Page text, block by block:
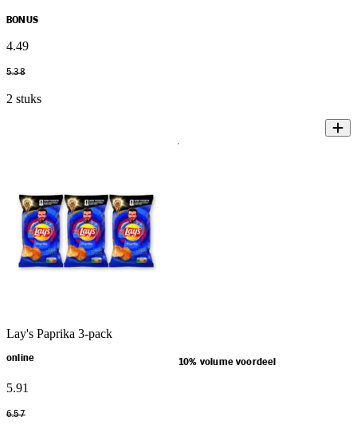
BONUS
4.49
5.38
2 stuks
Lay's Paprika 3-pack
online 10% volume voordeel
5.91
6.57